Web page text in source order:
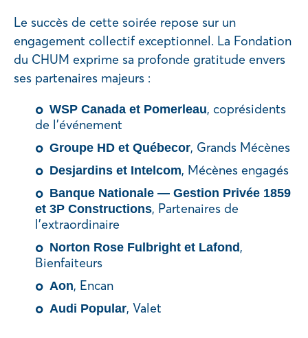
Le succès de cette soirée repose sur un
engagement collectif exceptionnel. La Fondation
du CHUM exprime sa profonde gratitude envers
ses partenaires majeurs :
WSP Canada et Pomerleau, coprésidents
de l’événement
Groupe HD et Québecor, Grands Mécènes
Desjardins et Intelcom, Mécènes engagés
Banque Nationale — Gestion Privée 1859
et 3P Constructions, Partenaires de
l’extraordinaire
Norton Rose Fulbright et Lafond,
Bienfaiteurs
Aon, Encan
Audi Popular, Valet